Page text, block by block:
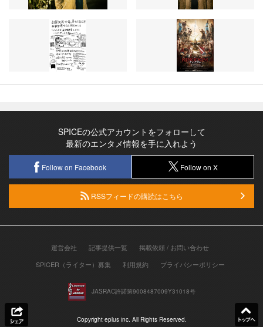
SPICEの公式アカウントをフォローして
最新のエンタメ情報を手に入れよう
Follow on Facebook Follow on X
RSSフィードの購読はこちら
運営会社 記事提供一覧
掲載依頼 / お問い合わせ
SPICER（ライター）募集
利用規約 プライバシーポリシー
JASRAC許諾第9008487009Y31018号
Copyright eplus inc. All Rights Reserved.